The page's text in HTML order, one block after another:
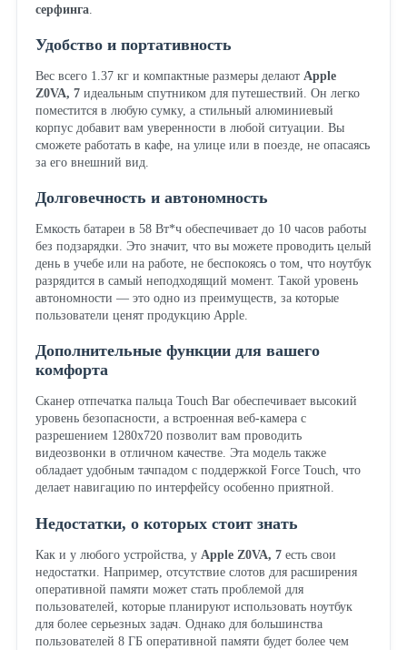
серфинга.
Удобство и портативность
Вес всего 1.37 кг и компактные размеры делают Apple
Z0VA, 7идеальным спутником для путешествий. Он легко
поместится в любую сумку, а стильный алюминиевый
корпус добавит вам уверенности в любой ситуации. Вы
сможете работать в кафе, на улице или в поезде, не опасаясь
за его внешний вид.
Долговечность и автономность
Емкость батареи в 58 Вт*ч обеспечивает до 10 часов работы
без подзарядки. Это значит, что вы можете проводить целый
день в учебе или на работе, не беспокоясь о том, что ноутбук
разрядится в самый неподходящий момент. Такой уровень
автономности — это одно из преимуществ, за которые
пользователи ценят продукцию Apple.
Дополнительные функции для вашего
комфорта
Сканер отпечатка пальца Touch Bar обеспечивает высокий
уровень безопасности, а встроенная веб-камера с
разрешением 1280x720 позволит вам проводить
видеозвонки в отличном качестве. Эта модель также
обладает удобным тачпадом с поддержкой Force Touch, что
делает навигацию по интерфейсу особенно приятной.
Недостатки, о которых стоит знать
Как и у любого устройства, у Apple Z0VA, 7есть свои
недостатки. Например, отсутствие слотов для расширения
оперативной памяти может стать проблемой для
пользователей, которые планируют использовать ноутбук
для более серьезных задач. Однако для большинства
пользователей 8 ГБ оперативной памяти будет более чем